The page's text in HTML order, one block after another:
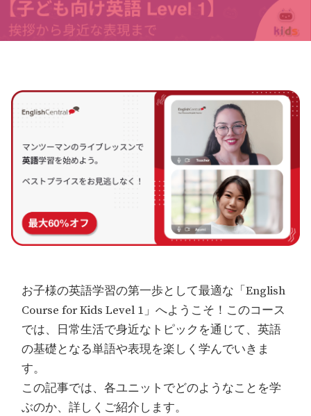
お子様の英語学習の第一歩として最適な「English
Course for Kids Level 1」へようこそ！このコース
では、日常生活で身近なトピックを通じて、英語
の基礎となる単語や表現を楽しく学んでいきま
す。
この記事では、各ユニットでどのようなことを学
ぶのか、詳しくご紹介します。